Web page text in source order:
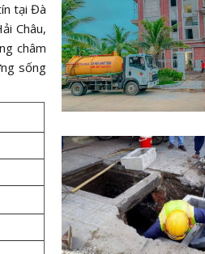
tại Đà
Châu,
châm
sống